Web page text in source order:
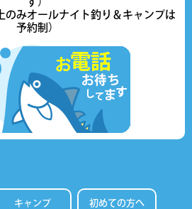
のみオールナイト釣り＆キャンプは
予約制）
キャンプ 初めての方へ